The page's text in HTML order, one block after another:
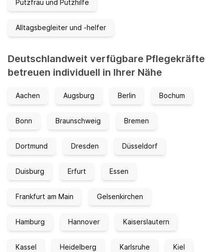
Putzfrau und Putzhilfe
Alltagsbegleiter und -helfer
Deutschlandweit verfügbare Pflegekräfte
betreuen individuell in Ihrer Nähe
Aachen Augsburg Berlin Bochum
Bonn Braunschweig Bremen
Dortmund Dresden Düsseldorf
Duisburg Erfurt Essen
Frankfurt am Main Gelsenkirchen
Hamburg Hannover Kaiserslautern
Kassel Heidelberg Karlsruhe Kiel